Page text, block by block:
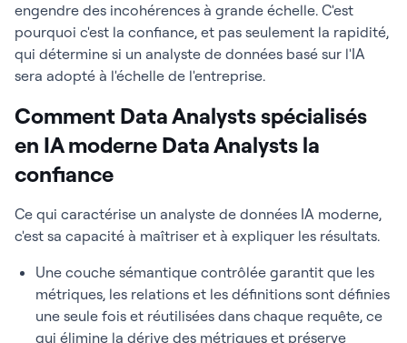
engendre des incohérences à grande échelle. C'est
pourquoi c'est la confiance, et pas seulement la rapidité,
qui détermine si un analyste de données basé sur l'IA
sera adopté à l'échelle de l'entreprise.
Comment Data Analysts spécialisés
en IA moderne Data Analysts la
confiance
Ce qui caractérise un analyste de données IA moderne,
c'est sa capacité à maîtriser et à expliquer les résultats.
Une couche sémantique contrôlée garantit que les
métriques, les relations et les définitions sont définies
une seule fois et réutilisées dans chaque requête, ce
qui élimine la dérive des métriques et préserve